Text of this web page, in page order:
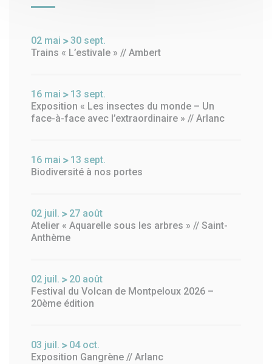
02 mai 30 sept.
Trains « L’estivale » // Ambert
16 mai 13 sept.
Exposition « Les insectes du monde – Un
face-à-face avec l’extraordinaire » // Arlanc
16 mai 13 sept.
Biodiversité à nos portes
02 juil. 27 août
Atelier « Aquarelle sous les arbres » // Saint-
Anthème
02 juil. 20 août
Festival du Volcan de Montpeloux 2026 –
20ème édition
03 juil. 04 oct.
Exposition Gangrène // Arlanc